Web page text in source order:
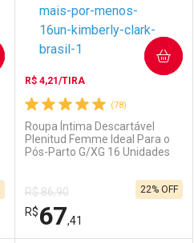
Comprar sem Desconto
Por R$ 44,99/cada
Comprar sem Desconto
Por R$ 44,99/cada
(78)
R$ 4,21/TIRA
Roupa Íntima Descartável
Plenitud Femme Ideal Para o
Pós-Parto G/XG 16 Unidades
R$ 86,90
R$67,41
22% OFF
COMPRAR